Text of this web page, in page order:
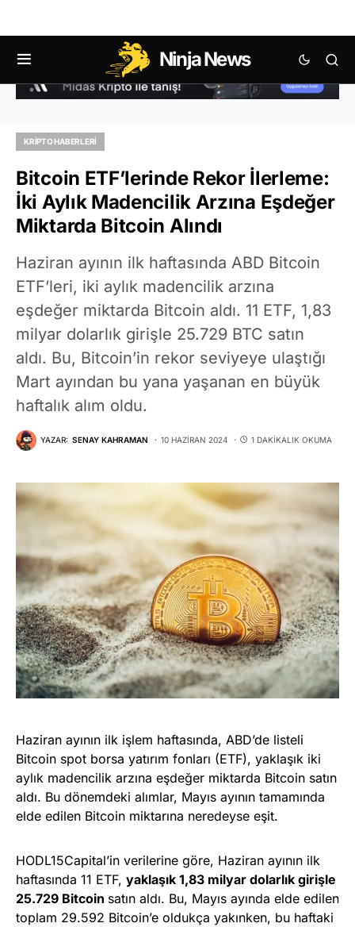
Ninja News
KRIPTO HABERLERI
Bitcoin ETF’lerinde Rekor İlerleme:
İki Aylık Madencilik Arzına Eşdeğer
Miktarda Bitcoin Alındı
Haziran ayının ilk haftasında ABD Bitcoin
ETF’leri, iki aylık madencilik arzına
eşdeğer miktarda Bitcoin aldı. 11 ETF, 1,83
milyar dolarlık girişle 25.729 BTC satın
aldı. Bu, Bitcoin’in rekor seviyeye ulaştığı
Mart ayından bu yana yaşanan en büyük
haftalık alım oldu.
YAZAR: SENAY KAHRAMAN 10 HAZIRAN 2024 1 DAKIKALIK OKUMA
Haziran ayının ilk işlem haftasında, ABD’de listeli
Bitcoin spot borsa yatırım fonları (ETF), yaklaşık iki
aylık madencilik arzına eşdeğer miktarda Bitcoin satın
aldı. Bu dönemdeki alımlar, Mayıs ayının tamamında
elde edilen Bitcoin miktarına neredeyse eşit.
HODL15Capital’in verilerine göre, Haziran ayının ilk
haftasında 11 ETF, yaklaşık 1,83 milyar dolarlık girişle
25.729 Bitcoin satın aldı. Bu, Mayıs ayında elde edilen
toplam 29.592 Bitcoin’e oldukça yakınken, bu haftaki